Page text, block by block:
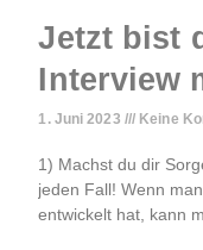
Jetzt bist
Interview
1. Juni 2023 Keine
1) Machst du dir
jeden Fall! Wenn
entwickelt hat, kann